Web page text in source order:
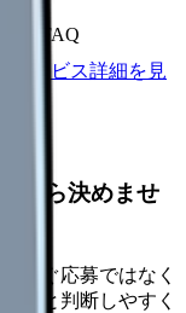
募前FAQ
サービス詳細を見
から決めませ
すぐ応募ではなく
ると判断しやすく